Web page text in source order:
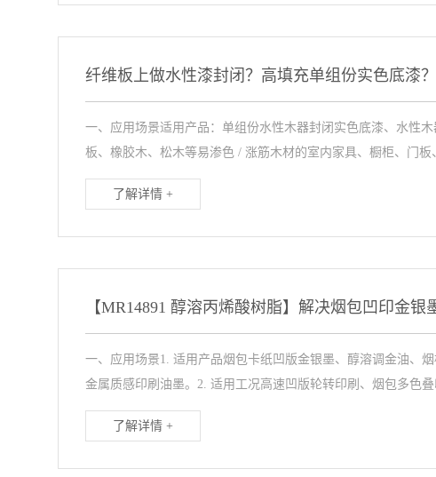
一、应用场景适用产品：单组份水性木器封闭实色底漆、水性
板、橡胶木、松木等易渗色 / 涨筋木材的室内家具、橱柜、门板
了解详情 +
一、应用场景1. 适用产品烟包卡纸凹版金银墨、醇溶调金油、
金属质感印刷油墨。2. 适用工况高速凹版轮转印刷、烟包多色叠
了解详情 +